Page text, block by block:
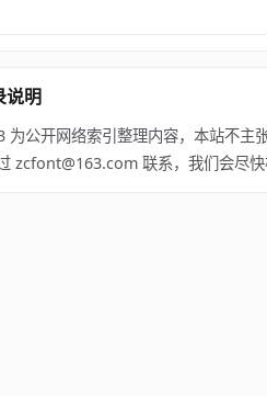
说明
为公开网络索引整理内容，本站不
zcfont@163.com 联系，我们会尽快